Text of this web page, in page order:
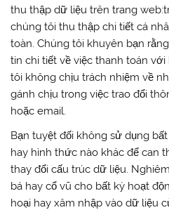
thu thập dữ liệu trên trang
chúng tôi thu thập chi tiết cá
toàn. Chúng tôi khuyên bạn
tin chi tiết về việc thanh toán
tôi không chịu trách nhiệm về
gánh chịu trong việc trao đổi
hoặc email.
Bạn tuyệt đối không sử dụng
hay hình thức nào khác để can
thay đổi cấu trúc dữ liệu.
bá hay cổ vũ cho bất kỳ hoạt
hoại hay xâm nhập vào dữ liệu